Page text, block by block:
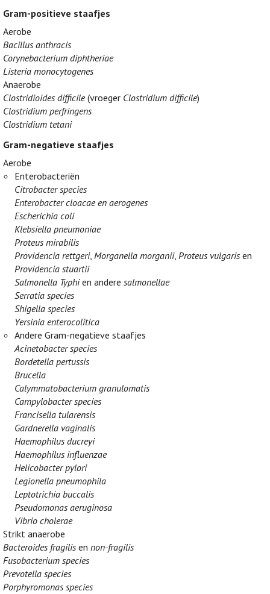
Gram-positieve staafjes
Aerobe
Bacillus anthracis
Corynebacterium diphtheriae
Listeria monocytogenes
Anaerobe
Clostridioides difficile(vroeger Clostridium difficile)
Clostridium perfringens
Clostridium tetani
Gram-negatieve staafjes
Aerobe
Enterobacteriën
Citrobacter species
Enterobacter cloacae en aerogenes
Escherichia coli
Klebsiella pneumoniae
Proteus mirabilis
Providencia rettgeri,Morganella morganii,Proteus vulgaris en
Providencia stuartii
Salmonella Typhien anderesalmonellae
Serratia species
Shigella species
Yersinia enterocolitica
Andere Gram-negatieve staafjes
Acinetobacter species
Bordetella pertussis
Brucella
Calymmatobacterium granulomatis
Campylobacter species
Francisella tularensis
Gardnerella vaginalis
Haemophilus ducreyi
Haemophilus influenzae
Helicobacter pylori
Legionella pneumophila
Leptotrichia buccalis
Pseudomonas aeruginosa
Vibrio cholerae
Strikt anaerobe
Bacteroides fragilis en non-fragilis
Fusobacterium species
Prevotella species
Porphyromonas species